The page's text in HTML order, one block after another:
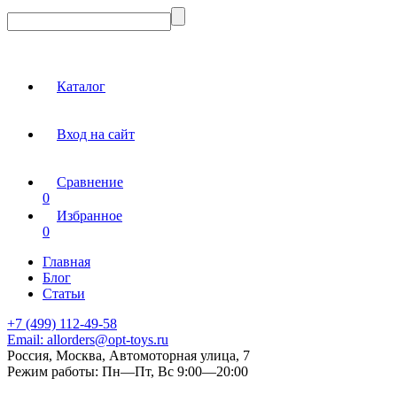
Каталог
Вход на сайт
Сравнение
0
Избранное
0
Главная
Блог
Статьи
+7 (499) 112-49-58
Email: allorders@opt-toys.ru
Россия, Москва, Автомоторная улица, 7
Режим работы: Пн—Пт, Вс 9:00—20:00